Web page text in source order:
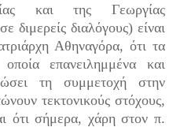
και της Γεωργίας
διμερείς διαλόγους) είναι
Αθηναγόρα, ότι τα
επανειλημμένα και
τη συμμετοχή στην
τεκτονικούς στόχους,
ότι σήμερα, χάρη στον π.